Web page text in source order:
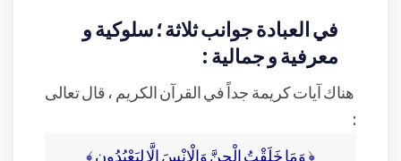
في العبادة جوانب ثلاثة ؛ سلوكية و
معرفية و جمالية :
هناك آيات كريمة جداً في القرآن الكريم ، قال تعالى
:
﴿ وَمَا خَلَقْتُ الْجِنَّ وَالْإِنْسَ إِلَّا لِيَعْبُدُونِ ﴾